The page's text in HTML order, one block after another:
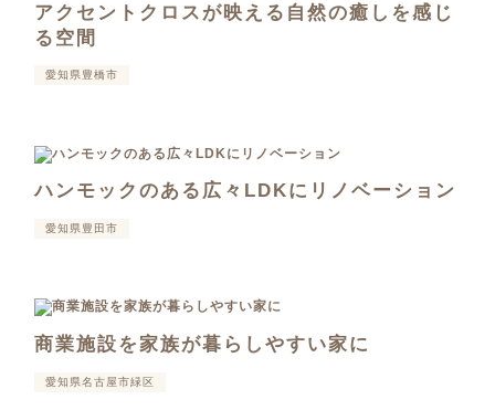
アクセントクロスが映える自然の癒しを感じ
る空間
愛知県豊橋市
ハンモックのある広々LDKにリノベーション
愛知県豊田市
商業施設を家族が暮らしやすい家に
愛知県名古屋市緑区